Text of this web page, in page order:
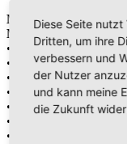
Mögliche Einsatzorte
Materialflussplanung
• Distributionszentren
• Vertrieb und
• Förderanlagen
• Knotenpunkte
• Werkstätten
• Flughäfen
• Lager
Diese Seite
Dritten, um ihre
verbessern und
der Nutzer
und kann meine
die Zukunft